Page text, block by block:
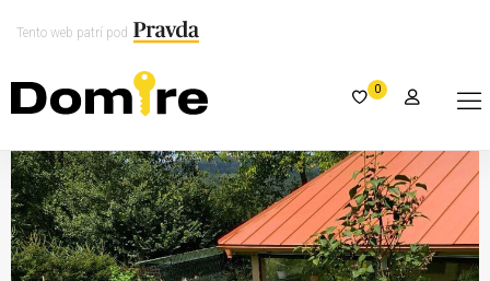
Tento web patrí pod
0